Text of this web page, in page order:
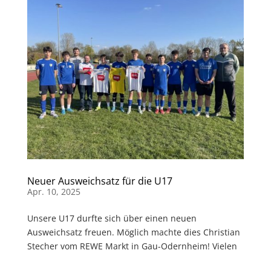
Neuer Ausweichsatz für die U17
Apr. 10, 2025
Unsere U17 durfte sich über einen neuen
Ausweichsatz freuen. Möglich machte dies Christian
Stecher vom REWE Markt in Gau-Odernheim! Vielen